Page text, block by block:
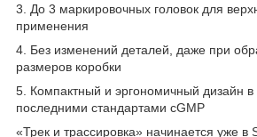
3. До 3 маркировочных головок для
применения
4. Без изменений деталей, даже при
размеров коробки
5. Компактный и эргономичный дизайн в
последними стандартами cGMP
«Трек и трассировка» начинается уже в